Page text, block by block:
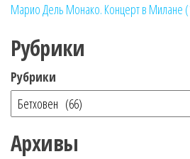
Марио Дель Монако. Концерт в Милане
Рубрики
Рубрики
Архивы